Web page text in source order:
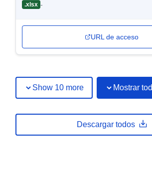
.xlsx -
URL de acceso
Show 10 more Mostrar
Descargar todos